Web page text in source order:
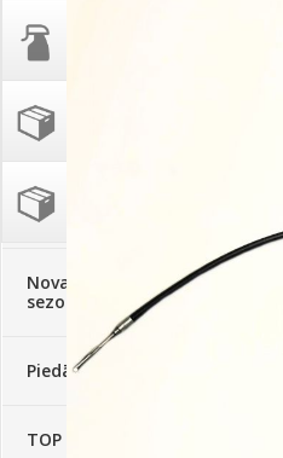
Ievešanas atļaujas 2025
Visas datu drošības lapas (DDL)
vienuviet
Klientu Diena
Novatec - izcils mēslošanai arī
sezonas otrajā pusē!
Piedāvājums ābeļdārziem
TOP piemājas dārzam 2024